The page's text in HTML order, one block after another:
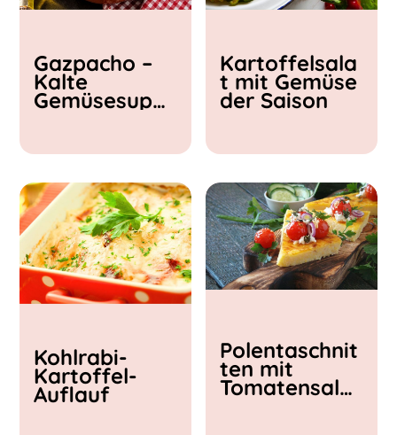
< 15 min
15 - 30 min
30 - 60 min
Gazpacho –
Kalte
Gemüsesupp
Kartoffelsala
t mit Gemüse
der Saison
Kohlrabi-
Kartoffel-
Auflauf
Polentaschnit
ten mit
Tomatensalat